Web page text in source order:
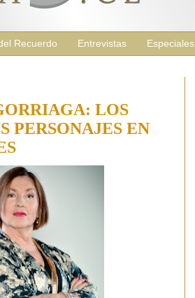
Recuerdo Entrevistas Especiales
LOS
PERSONAJES EN